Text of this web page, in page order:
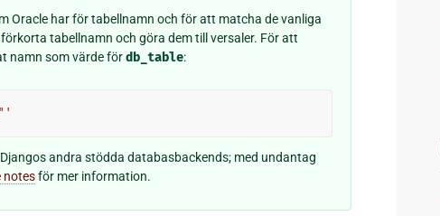
Oracle har för tabellnamn och för att matcha de vanliga
tabellnamn och göra dem till versaler. För att
namn som värde fördb_table:
andra stödda databasbackends; med undantag
notesför mer information.